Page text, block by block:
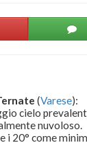
(Varese):
cielo
nuvoloso.
i 20° come